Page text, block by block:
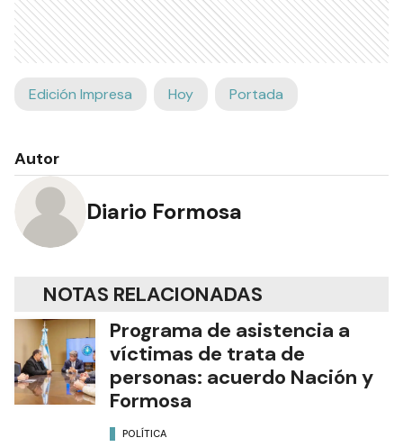
Edición Impresa Hoy Portada
Autor
Diario Formosa
NOTAS RELACIONADAS
Programa de asistencia a
víctimas de trata de
personas: acuerdo Nación y
Formosa
POLÍTICA